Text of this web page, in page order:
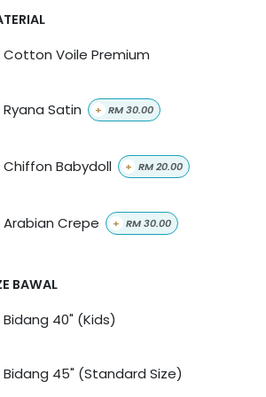
Cotton Voile Premium
Ryana Satin + RM30.00
Chiffon Babydoll + RM20.00
Arabian Crepe + RM30.00
BAWAL
Bidang 40" (Kids)
Bidang 45" (Standard Size)